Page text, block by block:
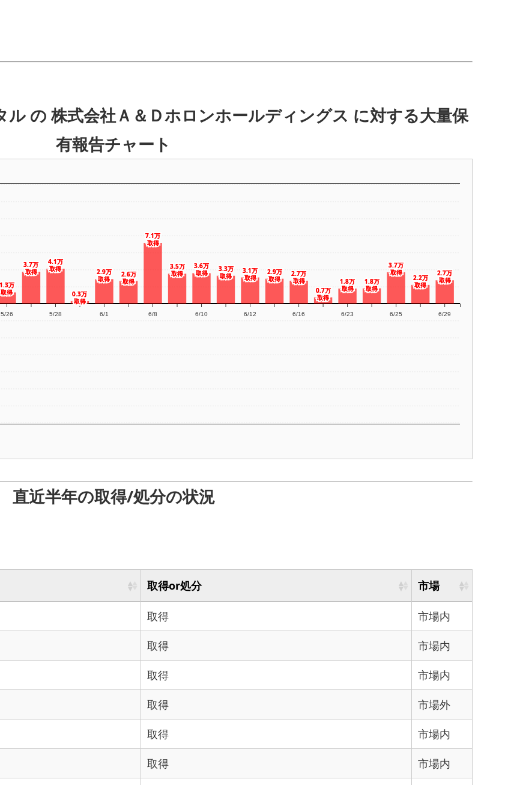
の 株式会社Ａ＆Ｄホロンホールディングス に対する大量保
有報告チャート
5/26 5/28 6/1 6/8 6/10 6/12 6/16 6/23 6/25 6/29
1.3万
取得
1.3万
取得
3.7万
取得
3.7万
取得
4.1万
取得
4.1万
取得
0.3万
取得
0.3万
取得
2.9万
取得
2.9万
取得
2.6万
取得
2.6万
取得
7.1万
取得
7.1万
取得
3.5万
取得
3.5万
取得
3.6万
取得
3.6万
取得
3.3万
取得
3.3万
取得
3.1万
取得
3.1万
取得
2.9万
取得
2.9万
取得
2.7万
取得
2.7万
取得
0.7万
取得
0.7万
取得
1.8万
取得
1.8万
取得
1.8万
取得
1.8万
取得
3.7万
取得
3.7万
取得
2.2万
取得
2.2万
取得
2.7万
取得
2.7万
取得
直近半年の取得/処分の状況
取得or処分 市場
取得 市場内
取得 市場内
取得 市場内
取得 市場外
取得 市場内
取得 市場内